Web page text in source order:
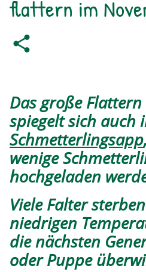
flattern im
Das große
spiegelt sich auch
Schmetterlingsapp
wenige
hochgeladen
Viele Falter
niedrigen
die nächsten
oder Puppe